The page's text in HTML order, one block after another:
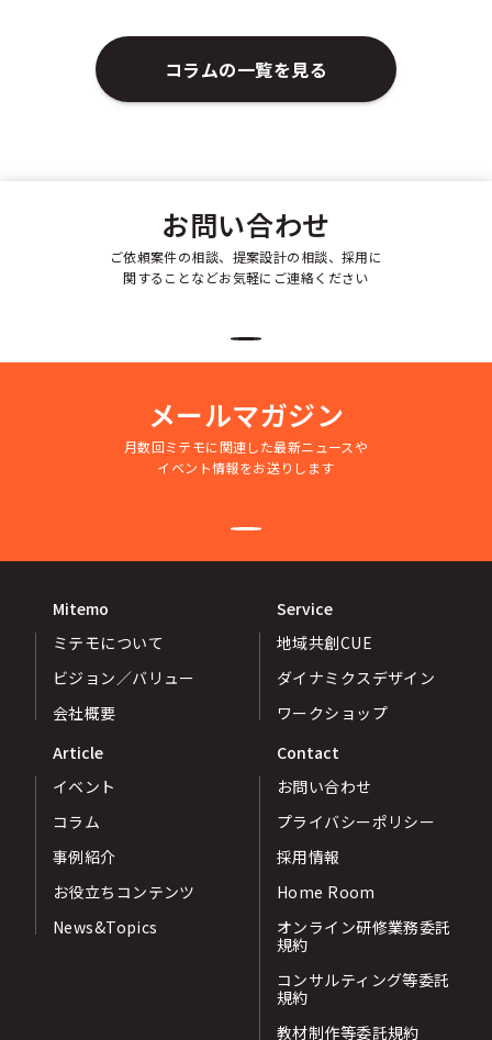
コラムの一覧を見る
お問い合わせ
ご依頼案件の相談、提案設計の相談、採用に
関することなどお気軽にご連絡ください
メールマガジン
月数回ミテモに関連した最新ニュースや
イベント情報をお送りします
Mitemo
ミテモについて
ビジョン／バリュー
会社概要
Service
地域共創CUE
ダイナミクスデザイン
ワークショップ
Article
イベント
コラム
事例紹介
お役立ちコンテンツ
News&Topics
Contact
お問い合わせ
プライバシーポリシー
採用情報
Home Room
オンライン研修業務委託
規約
コンサルティング等委託
規約
教材制作等委託規約